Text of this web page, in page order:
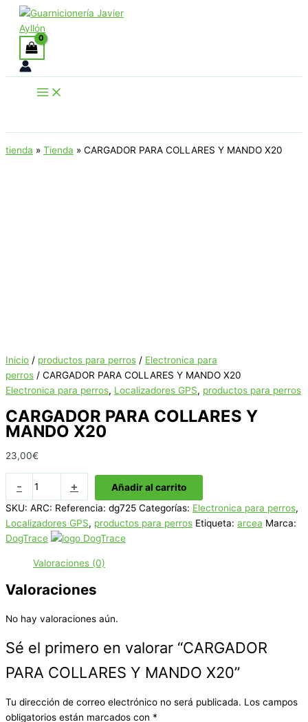
contenido
tienda » Tienda » CARGADOR PARA COLLARES Y MANDO X20
Inicio / productos para perros / Electronica para
perros / CARGADOR PARA COLLARES Y MANDO X20
Electronica para perros, Localizadores GPS, productos para perros
CARGADOR PARA COLLARES Y
MANDO X20
23,00€
-
PARA
COLLARES
Y
MANDO
cantidad
+
Añadir al carrito
SKU: ARC: Referencia: dg725 Categorías: Electronica para perros,
Localizadores GPS, productos para perros Etiqueta: arcea Marca:
DogTrace
Valoraciones (0)
Valoraciones
No hay valoraciones aún.
Sé el primero en valorar “CARGADOR
PARA COLLARES Y MANDO X20”
Tu dirección de correo electrónico no será publicada. Los campos
obligatorios están marcados con *